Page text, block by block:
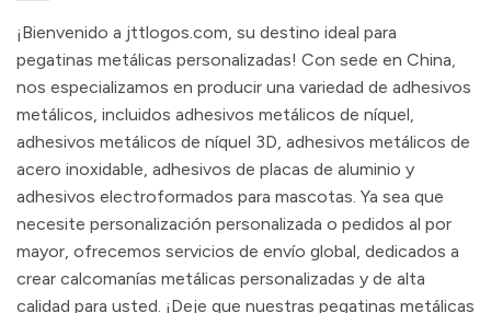
¡Bienvenido a jttlogos.com, su destino ideal para
pegatinas metálicas personalizadas! Con sede en China,
nos especializamos en producir una variedad de adhesivos
metálicos, incluidos adhesivos metálicos de níquel,
adhesivos metálicos de níquel 3D, adhesivos metálicos de
acero inoxidable, adhesivos de placas de aluminio y
adhesivos electroformados para mascotas. Ya sea que
necesite personalización personalizada o pedidos al por
mayor, ofrecemos servicios de envío global, dedicados a
crear calcomanías metálicas personalizadas y de alta
calidad para usted. ¡Deje que nuestras pegatinas metálicas